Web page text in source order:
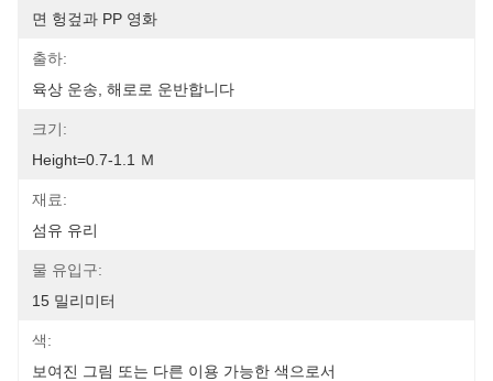
면 헝겊과 PP 영화
출하:
육상 운송, 해로로 운반합니다
크기:
Height=0.7-1.1 Ｍ
재료:
섬유 유리
물 유입구:
15 밀리미터
색:
보여진 그림 또는 다른 이용 가능한 색으로서